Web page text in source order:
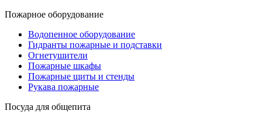
Пожарное оборудование
Водопенное оборудование
Гидранты пожарные и подставки
Огнетушители
Пожарные шкафы
Пожарные щиты и стенды
Рукава пожарные
Посуда для общепита